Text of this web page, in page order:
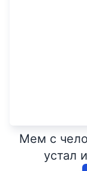
Мем с
устал